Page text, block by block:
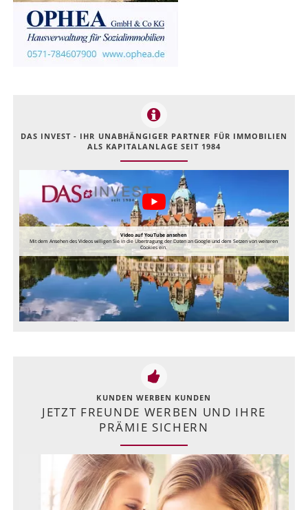
DAS INVEST - IHR UNABHÄNGIGER PARTNER FÜR IMMOBILIEN
ALS KAPITALANLAGE SEIT 1984
Video auf YouTube ansehen
Mit dem Ansehen des Videos willigen Sie in die Übertragung der Daten an Google und dem Setzen von weiteren
Cookies ein.
KUNDEN WERBEN KUNDEN
JETZT FREUNDE WERBEN UND IHRE
PRÄMIE SICHERN